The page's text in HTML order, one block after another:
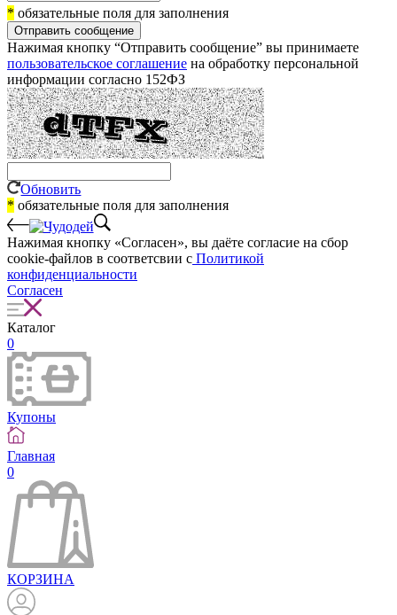
* обязательные поля для заполнения
Отправить сообщение
Нажимая кнопку “Отправить сообщение” вы принимаете
пользовательское соглашение на обработку персональной
информации согласно 152ФЗ
Обновить
* обязательные поля для заполнения
Нажимая кнопку «Согласен», вы даёте cогласие на сбор
cookie-файлов в соответсвии с Политикой
конфиденциальности
Согласен
Каталог
0
Купоны
Главная
0
КОРЗИНА